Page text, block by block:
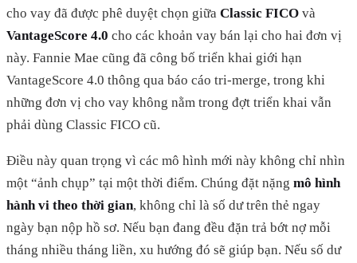
cho vay đã được phê duyệt chọn giữa Classic FICO và
VantageScore 4.0 cho các khoản vay bán lại cho hai đơn vị
này. Fannie Mae cũng đã công bố triển khai giới hạn
VantageScore 4.0 thông qua báo cáo tri-merge, trong khi
những đơn vị cho vay không nằm trong đợt triển khai vẫn
phải dùng Classic FICO cũ.
Điều này quan trọng vì các mô hình mới này không chỉ nhìn
một “ảnh chụp” tại một thời điểm. Chúng đặt nặng mô hình
hành vi theo thời gian, không chỉ là số dư trên thẻ ngay
ngày bạn nộp hồ sơ. Nếu bạn đang đều đặn trả bớt nợ mỗi
tháng nhiều tháng liền, xu hướng đó sẽ giúp bạn. Nếu số dư